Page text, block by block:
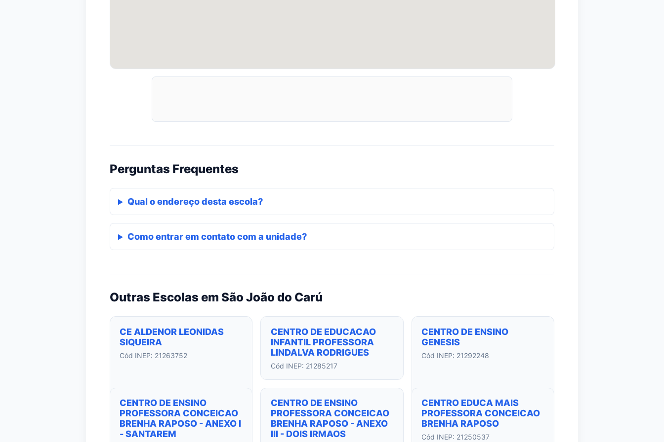
Perguntas Frequentes
Qual o endereço desta escola?
Como entrar em contato com a unidade?
Outras Escolas em São João do Carú
CE ALDENOR LEONIDAS
SIQUEIRA
Cód INEP: 21263752
CENTRO DE EDUCACAO
INFANTIL PROFESSORA
LINDALVA RODRIGUES
Cód INEP: 21285217
CENTRO DE ENSINO
GENESIS
Cód INEP: 21292248
CENTRO DE ENSINO
PROFESSORA CONCEICAO
BRENHA RAPOSO - ANEXO I
- SANTAREM
CENTRO DE ENSINO
PROFESSORA CONCEICAO
BRENHA RAPOSO - ANEXO
III - DOIS IRMAOS
CENTRO EDUCA MAIS
PROFESSORA CONCEICAO
BRENHA RAPOSO
Cód INEP: 21250537